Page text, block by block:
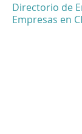
Directorio de
Empresas en